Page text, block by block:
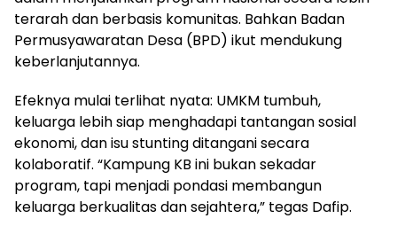
terarah dan berbasis komunitas. Bahkan Badan
Permusyawaratan Desa (BPD) ikut mendukung
keberlanjutannya.
Efeknya mulai terlihat nyata: UMKM tumbuh,
keluarga lebih siap menghadapi tantangan sosial
ekonomi, dan isu stunting ditangani secara
kolaboratif. “Kampung KB ini bukan sekadar
program, tapi menjadi pondasi membangun
keluarga berkualitas dan sejahtera,” tegas Dafip.